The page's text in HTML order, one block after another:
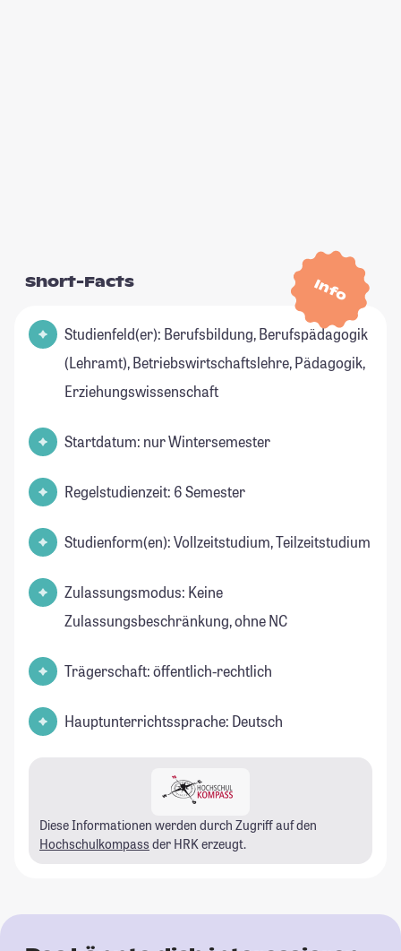
Info
Short-Facts
Studienfeld(er): Berufsbildung, Berufspädagogik
(Lehramt), Betriebswirtschaftslehre, Pädagogik,
Erziehungswissenschaft
Startdatum: nur Wintersemester
Regelstudienzeit: 6 Semester
Studienform(en): Vollzeitstudium, Teilzeitstudium
Zulassungsmodus: Keine
Zulassungsbeschränkung, ohne NC
Trägerschaft: öffentlich-rechtlich
Hauptunterrichtssprache: Deutsch
Diese Informationen werden durch Zugriff auf den
Hochschulkompass der HRK erzeugt.